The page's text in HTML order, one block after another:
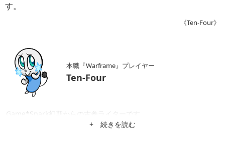
す。
《Ten-Four》
本職『Warframe』プレイヤー
Ten-Four
Game*Spark初期からの古参ライターです。
+ 続きを読む